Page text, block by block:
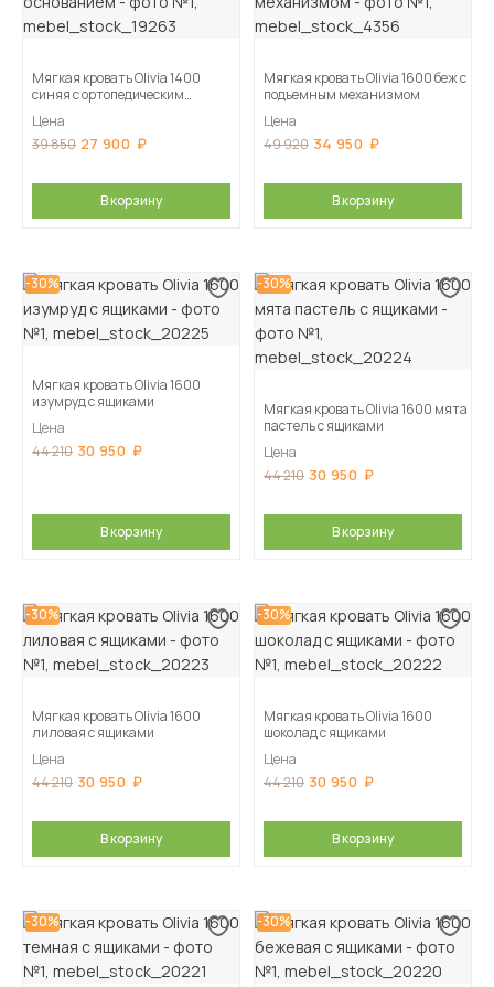
Мягкая кровать Olivia 1400
синяя с ортопедическим
Цена
39 850 27 900
В корзину
Мягкая кровать Olivia 1600 беж с
подъемным механизмом
Цена
49 920 34 950
В корзину
-30%
Мягкая кровать Olivia 1600
изумруд с ящиками
Цена
44 210 30 950
В корзину
-30%
Мягкая кровать Olivia 1600 мята
пастель с ящиками
Цена
44 210 30 950
В корзину
-30%
Мягкая кровать Olivia 1600
лиловая с ящиками
Цена
44 210 30 950
В корзину
-30%
Мягкая кровать Olivia 1600
шоколад с ящиками
Цена
44 210 30 950
В корзину
-30% -30%